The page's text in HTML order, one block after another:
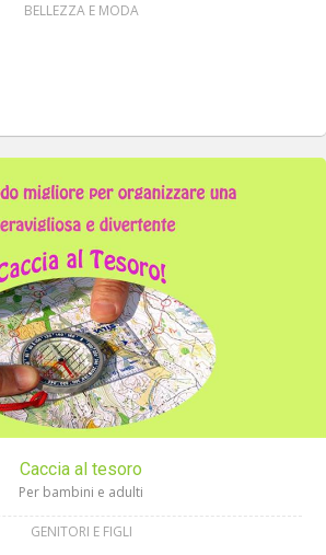
BELLEZZA E MODA
Caccia al tesoro
Per bambini e adulti
GENITORI E FIGLI